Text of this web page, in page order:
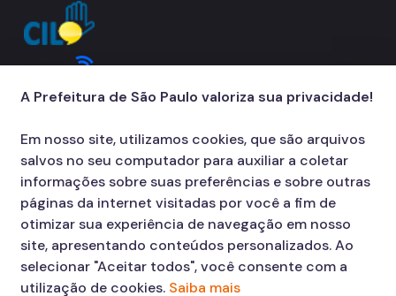
A Prefeitura de São Paulo valoriza sua privacidade!
Em nosso site, utilizamos cookies, que são arquivos
salvos no seu computador para auxiliar a coletar
informações sobre suas preferências e sobre outras
páginas da internet visitadas por você a fim de
otimizar sua experiência de navegação em nosso
site, apresentando conteúdos personalizados. Ao
selecionar "Aceitar todos", você consente com a
utilização de cookies. Saiba mais